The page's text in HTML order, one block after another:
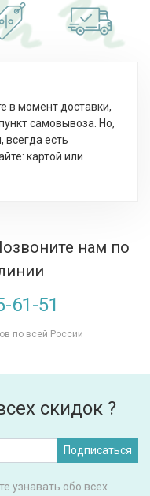
в момент доставки,
самовывоза. Но,
есть
картой или
нам по
61-51
по всей России
скидок ?
Подписаться
узнавать обо всех